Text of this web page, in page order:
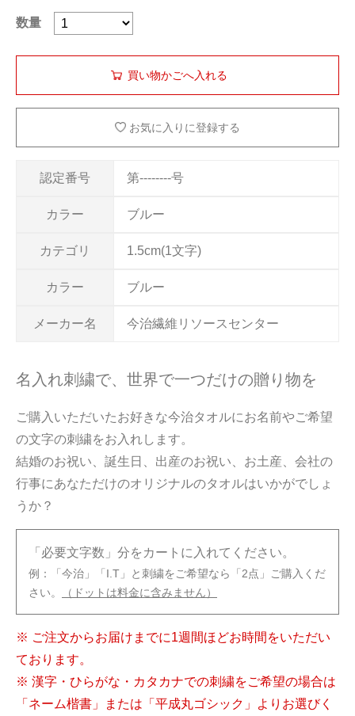
認定番号 第--------号
カラー ブルー
カテゴリ 1.5cm(1文字)
カラー ブルー
メーカー名 今治繊維リソースセンター
数量
お気に入りに登録する
名入れ刺繍で、世界で一つだけの贈り物を
ご購入いただいたお好きな今治タオルにお名前やご希望
の文字の刺繍をお入れします。
結婚のお祝い、誕生日、出産のお祝い、お土産、会社の
行事にあなただけのオリジナルのタオルはいかがでしょ
うか？
「必要文字数」分をカートに入れてください。
例：「今治」「I.T」と刺繍をご希望なら「2点」ご購入くだ
さい。
（ドットは料金に含みません）
※ ご注文からお届けまでに1週間ほどお時間をいただい
ております。
※ 漢字・ひらがな・カタカナでの刺繍をご希望の場合は
「ネーム楷書」または「平成丸ゴシック」よりお選びく